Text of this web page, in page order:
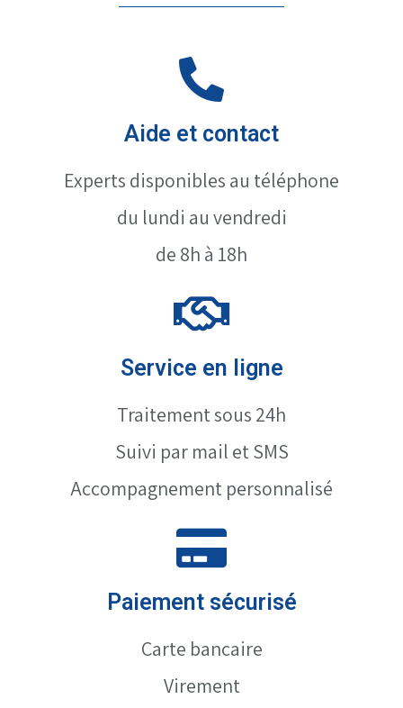
Aide et contact
Experts disponibles au téléphone
du lundi au vendredi
de 8h à 18h
Service en ligne
Traitement sous 24h
Suivi par mail et SMS
Accompagnement personnalisé
Paiement sécurisé
Carte bancaire
Virement